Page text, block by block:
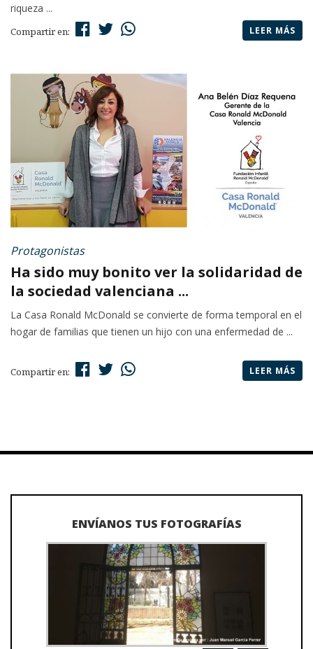
riqueza ...
Compartir en: LEER MÁS
Protagonistas
Ha sido muy bonito ver la solidaridad de
la sociedad valenciana ...
La Casa Ronald McDonald se convierte de forma temporal en el
hogar de familias que tienen un hijo con una enfermedad de ...
Compartir en: LEER MÁS
ENVÍANOS TUS FOTOGRAFÍAS